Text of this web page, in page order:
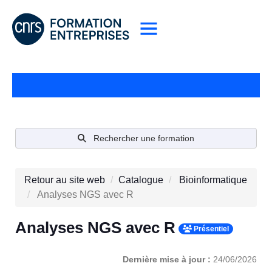
Rechercher une formation
Retour au site web Catalogue
Bioinformatique
Analyses NGS avec R
Analyses NGS avec R Présentiel
Dernière mise à jour : 24/06/2026